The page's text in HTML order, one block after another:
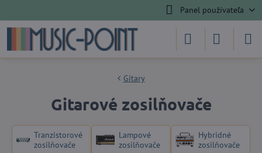
Panel používateľa
Gitary
Gitarové zosilňovače
Tranzistorové
zosilňovače
Lampové
zosilňovače
Hybridné
zosilňovače